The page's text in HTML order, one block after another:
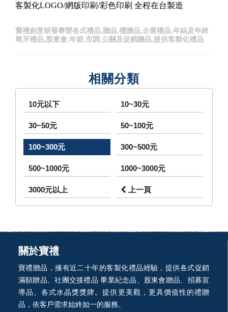
客製化LOGO/網版印刷/彩色印刷 全程在台製造
寶禮創意研發專營各式禮品,贈品,禮贈品,企業禮品,年結及年終
尾牙禮品,股東會,年節,市調,公關及促銷贈品,提供客製化禮品
相關分類
10元以下 10~30元
30~50元 50~100元
100~300元 300~500元
500~1000元 1000~3000元
3000元以上 上一頁
關於寶禮
寶禮贈品，擁有近二十年的客製化禮品經驗，提供各式促銷
滿額贈品、社團交接禮品 畢業紀念品、股東會贈品、招募宣
導品、各式水晶獎獎牌。提供更美觀，更具價值性的禮贈
品，依客戶需求始終如一的服務。